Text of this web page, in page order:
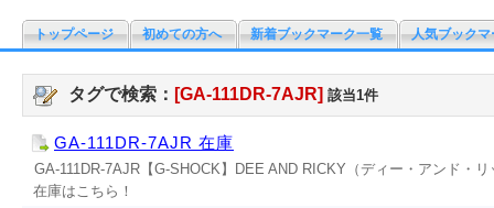
トップページ 初めての方へ 新着ブックマーク一覧 人気ブックマ
タグで検索： [GA-111DR-7AJR] 該当1件
GA-111DR-7AJR 在庫
GA-111DR-7AJR【G-SHOCK】DEE AND RICKY（ディー・アンド・
在庫はこちら！